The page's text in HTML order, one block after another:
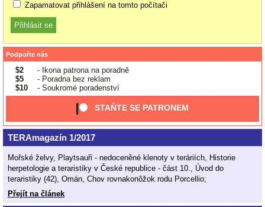
Zapamatovat přihlášení na tomto počítači
Podpořte nás
$2
- Ikona patrona na poradně
$5
- Poradna bez reklam
$10
- Soukromé poradenství
STAŇTE SE PATRONEM
TERAmagazín 1/2017
Mořské želvy, Playtsauři - nedoceněné klenoty v teráriích, Historie
herpetologie a teraristiky v České republice - část 10., Úvod do
teraristiky (42), Omán, Chov rovnakonôžok rodu Porcellio;
Přejít na článek